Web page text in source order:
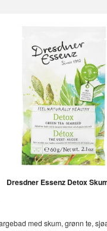
Dresdner Essenz Detox
med skum, grønn te,